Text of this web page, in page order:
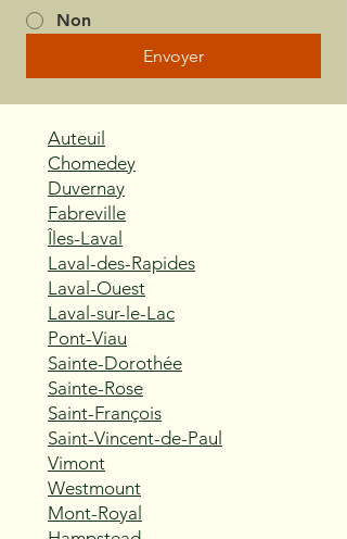
Non
Envoyer
Auteuil
Chomedey
Duvernay
Fabreville
Îles-Laval
Laval-des-Rapides
Laval-Ouest
Laval-sur-le-Lac
Pont-Viau
Sainte-Dorothée
Sainte-Rose
Saint-François
Saint-Vincent-de-Paul
Vimont
Westmount
Mont-Royal